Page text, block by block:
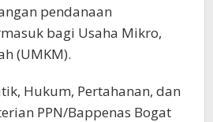
pendanaan
bagi Usaha Mikro,
(UMKM).
Hukum, Pertahanan, dan
PPN/Bappenas Bogat